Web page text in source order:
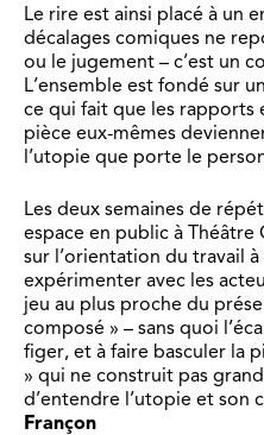
Le rire est ainsi placé à un
décalages comiques ne
ou le jugement – c’est un
L’ensemble est fondé sur
ce qui fait que les rapports
pièce eux-mêmes
l’utopie que porte le
Les deux semaines de
espace en public à
sur l’orientation du travail
expérimenter avec les
jeu au plus proche du
composé » – sans quoi
figer, et à faire basculer la
» qui ne construit pas
d’entendre l’utopie et son
Françon